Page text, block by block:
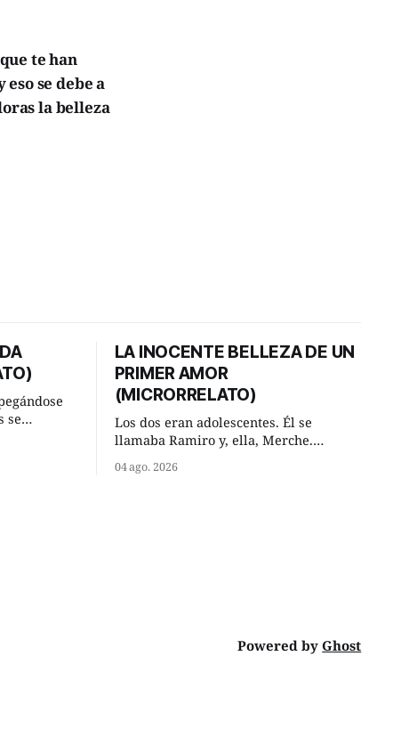
te han
se debe a
la belleza
se
—
LA INOCENTE BELLEZA DE UN
PRIMER AMOR
(MICRORRELATO)
Los dos eran adolescentes. Él se
llamaba Ramiro y, ella, Merche.
domingo de verano, a las ocho de la
04 ago. 2026
Powered byGhost